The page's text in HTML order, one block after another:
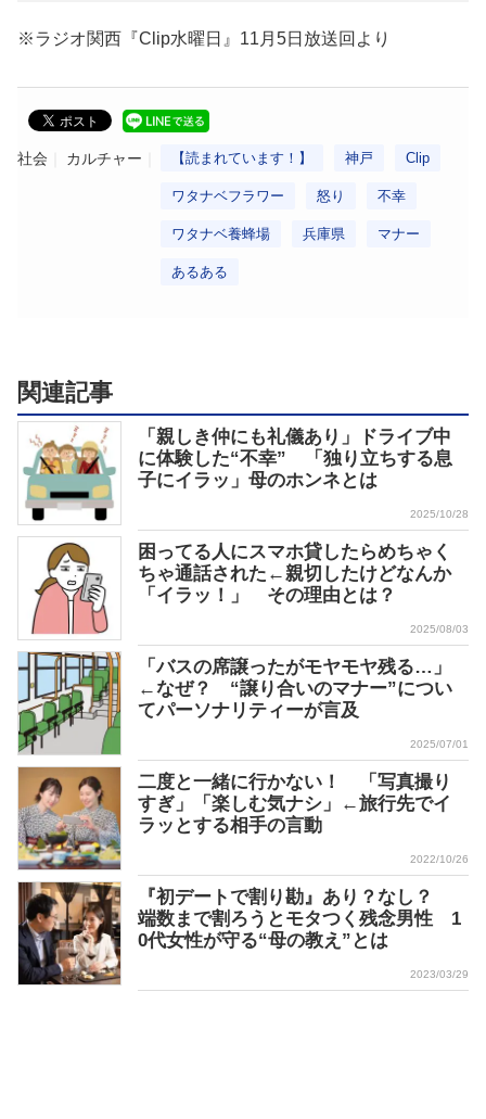
※ラジオ関西『Clip水曜日』11月5日放送回より
社会 カルチャー 【読まれています！】 神戸 Clip
ワタナベフラワー 怒り 不幸
ワタナベ養蜂場 兵庫県 マナー
あるある
関連記事
「親しき仲にも礼儀あり」ドライブ中
に体験した“不幸” 「独り立ちする息
子にイラッ」母のホンネとは
2025/10/28
困ってる人にスマホ貸したらめちゃく
ちゃ通話された←親切したけどなんか
「イラッ！」 その理由とは？
2025/08/03
「バスの席譲ったがモヤモヤ残る…」
←なぜ？ “譲り合いのマナー”につい
てパーソナリティーが言及
2025/07/01
二度と一緒に行かない！ 「写真撮り
すぎ」「楽しむ気ナシ」←旅行先でイ
ラッとする相手の言動
2022/10/26
『初デートで割り勘』あり？なし？
端数まで割ろうとモタつく残念男性 1
0代女性が守る“母の教え”とは
2023/03/29